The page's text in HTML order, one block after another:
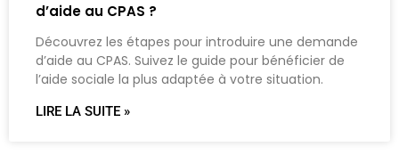
d’aide au CPAS ?
Découvrez les étapes pour introduire une demande
d’aide au CPAS. Suivez le guide pour bénéficier de
l’aide sociale la plus adaptée à votre situation.
LIRE LA SUITE »